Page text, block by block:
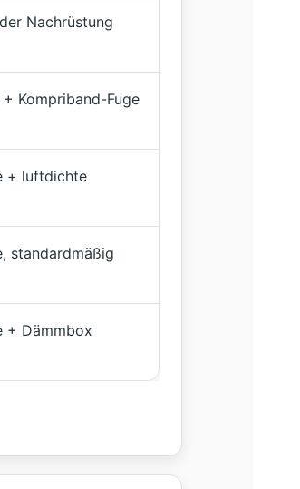
Nachrüstung
Kompriband-Fuge
+ luftdichte
standardmäßig
+ Dämmbox